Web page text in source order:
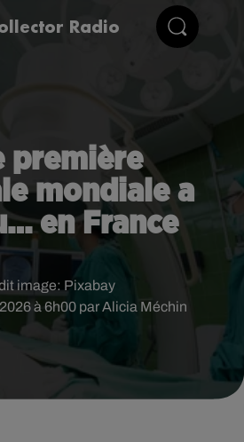
Radio
première
mondiale a
en France
à 6h00 par Alicia Méchin
image: Pixabay